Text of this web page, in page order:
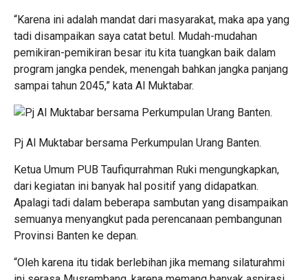
“Karena ini adalah mandat dari masyarakat, maka apa yang
tadi disampaikan saya catat betul. Mudah-mudahan
pemikiran-pemikiran besar itu kita tuangkan baik dalam
program jangka pendek, menengah bahkan jangka panjang
sampai tahun 2045,” kata Al Muktabar.
Pj Al Muktabar bersama Perkumpulan Urang Banten.
Ketua Umum PUB Taufiqurrahman Ruki mengungkapkan,
dari kegiatan ini banyak hal positif yang didapatkan.
Apalagi tadi dalam beberapa sambutan yang disampaikan
semuanya menyangkut pada perencanaan pembangunan
Provinsi Banten ke depan.
“Oleh karena itu tidak berlebihan jika memang silaturahmi